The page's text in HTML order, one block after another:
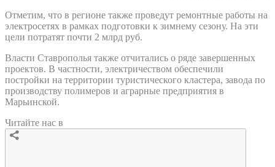
Отметим, что в регионе также проведут ремонтные работы на
электросетях в рамках подготовки к зимнему сезону. На эти
цели потратят почти 2 млрд руб.
Власти Ставрополья также отчитались о ряде завершенных
проектов. В частности, электричеством обеспечили
постройки на территории туристического кластера, завода по
производству полимеров и аграрные предприятия в
Марьинской.
Читайте нас в